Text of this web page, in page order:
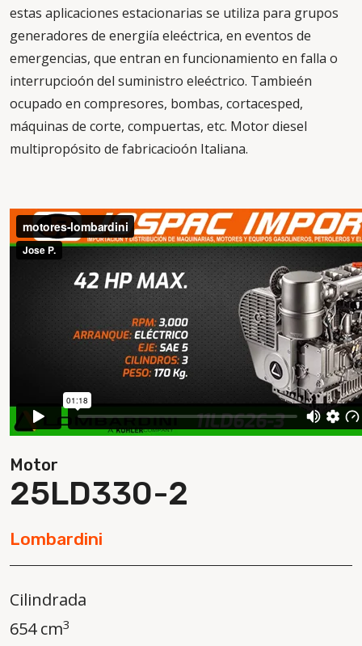
estas aplicaciones estacionarias se utiliza para grupos
generadores de energiía eleéctrica, en eventos de
emergencias, que entran en funcionamiento en falla o
interrupcioón del suministro eleéctrico. Tambieén
ocupado en compresores, bombas, cortacesped,
máquinas de corte, compuertas, etc. Motor diesel
multipropósito de fabricacioón Italiana.
Motor
25LD330-2
Lombardini
Cilindrada
654 cm3